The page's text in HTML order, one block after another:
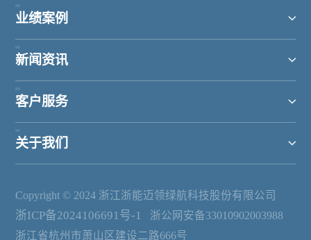
业绩案例
新闻资讯
客户服务
关于我们
Copyright © 2024 浙江浙能迈领绿航科技股份有限公司
浙ICP备2024106691号-1
浙公网安备33010902003988
浙江省杭州市萧山区建设二路666号